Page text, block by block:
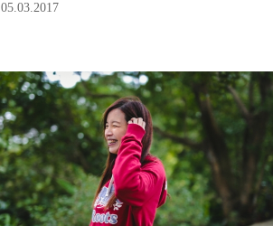
05.03.2017